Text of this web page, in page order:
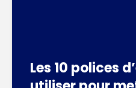
Les 10 polices